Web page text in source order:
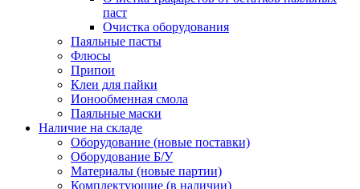
паст
Очистка оборудования
Паяльные пасты
Флюсы
Припои
Клеи для пайки
Ионообменная смола
Паяльные маски
Наличие на складе
Оборудование (новые поставки)
Оборудование Б/У
Материалы (новые партии)
Комплектующие (в наличии)